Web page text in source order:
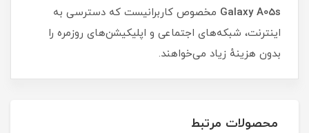
Galaxy A05s مخصوص کاربرانیست که دسترسی به
اینترنت، شبکه‌های اجتماعی و اپلیکیشن‌های روزمره را
بدون هزینهٔ زیاد می‌خواهند.
محصولات مرتبط